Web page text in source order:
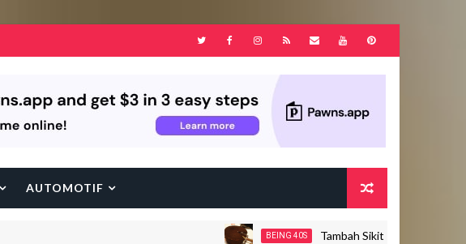
AUTOMOTIF
BEING 40S Tambah Sikit Lagi..